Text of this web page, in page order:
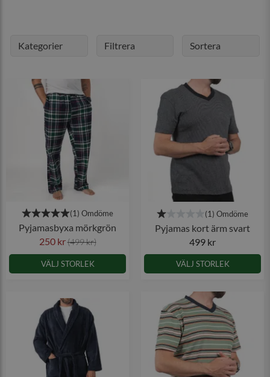
Kategorier Filtrera Sortera
Pyjamasbyxa mörkgrön
250 kr(499 kr)
VÄLJ STORLEK
Pyjamas kort ärm svart
499 kr
VÄLJ STORLEK